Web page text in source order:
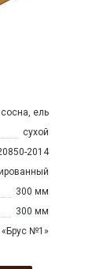
ель
сухой
2014
300 мм
300 мм
№1»